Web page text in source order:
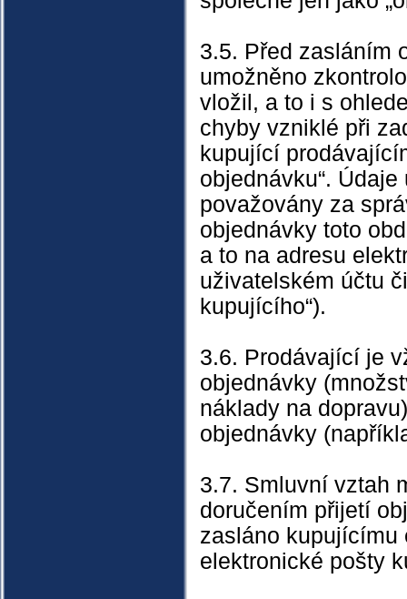
3.5. Před zasláním
umožněno
vložil, a to i s
chyby vzniklé při
kupující
objednávku“.
považovány za
objednávky toto
a to na adresu
uživatelském účtu
kupujícího“).
3.6. Prodávající je
objednávky
náklady na
objednávky
3.7. Smluvní vztah
doručením přijetí
zasláno kupujícímu
elektronické pošty